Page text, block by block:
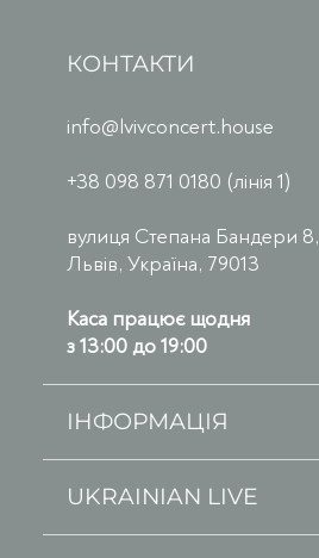
КОНТАКТИ
info@lvivconcert.house
+38 098 871 0180 (лінія 1)
вулиця Степана Бандери 8,
Львів, Україна, 79013
Каса працює щодня
з 13:00 до 19:00
ІНФОРМАЦІЯ
UKRAINIAN LIVE